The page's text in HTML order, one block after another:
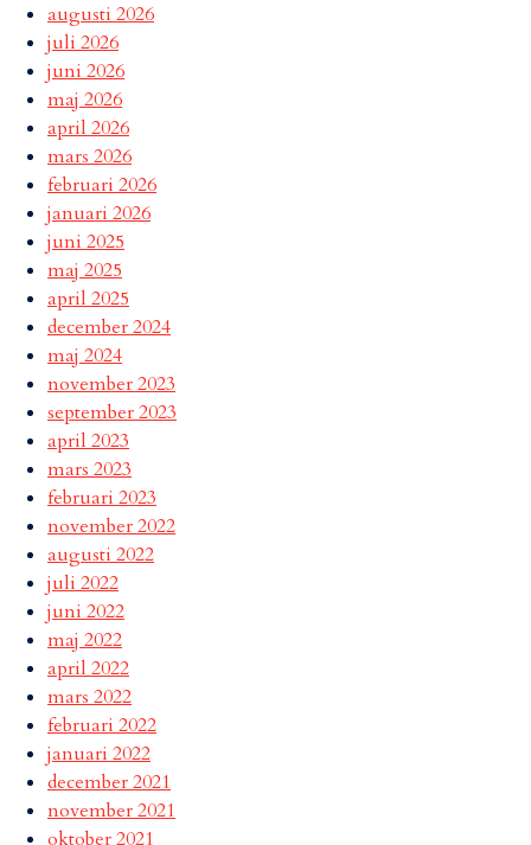
augusti 2026
juli 2026
juni 2026
maj 2026
april 2026
mars 2026
februari 2026
januari 2026
juni 2025
maj 2025
april 2025
december 2024
maj 2024
november 2023
september 2023
april 2023
mars 2023
februari 2023
november 2022
augusti 2022
juli 2022
juni 2022
maj 2022
april 2022
mars 2022
februari 2022
januari 2022
december 2021
november 2021
oktober 2021